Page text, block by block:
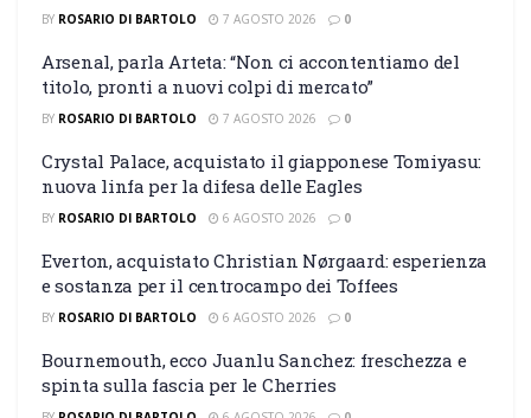
BY ROSARIO DI BARTOLO 7 AGOSTO 2026 0
Arsenal, parla Arteta: “Non ci accontentiamo del
titolo, pronti a nuovi colpi di mercato”
BY ROSARIO DI BARTOLO 7 AGOSTO 2026 0
Crystal Palace, acquistato il giapponese Tomiyasu:
nuova linfa per la difesa delle Eagles
BY ROSARIO DI BARTOLO 6 AGOSTO 2026 0
Everton, acquistato Christian Nørgaard: esperienza
e sostanza per il centrocampo dei Toffees
BY ROSARIO DI BARTOLO 6 AGOSTO 2026 0
Bournemouth, ecco Juanlu Sanchez: freschezza e
spinta sulla fascia per le Cherries